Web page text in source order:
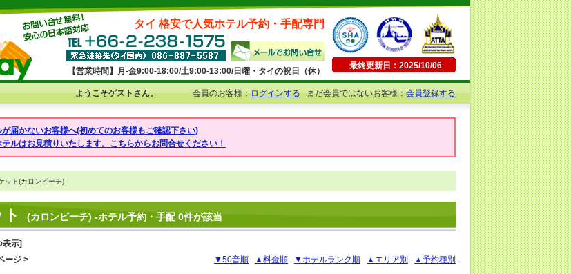
タイ 格安で人気ホテル予約・手配専門
【営業時間】月-金9:00-18:00/土9:00-13:00/日曜・タイの祝日（休）
最終更新日：2025/10/06
ようこそゲストさん。 会員のお客様：ログインするまだ会員ではないお客様：会員登録する
届かないお客様へ(初めてのお客様もご確認下さい)
ルはお見積りいたします。こちらからお問合せください！
ット(カロンビーチ)
(カロンビーチ) -ホテル予約・手配 0件が該当
表示]
ージ >
▼50音順 ▲料金順 ▼ホテルランク順 ▲エリア別 ▲予約種別